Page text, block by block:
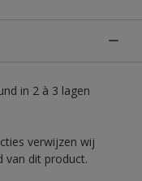
in 2 à 3 lagen
verwijzen wij
van dit product.